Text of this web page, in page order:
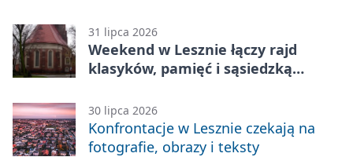
31 lipca 2026
Weekend w Lesznie łączy rajd
klasyków, pamięć i sąsiedzką
30 lipca 2026
Konfrontacje w Lesznie czekają na
fotografie, obrazy i teksty